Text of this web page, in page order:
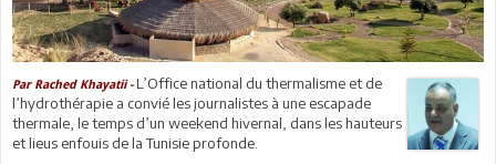
Par Rached Khayatii -L’Office national du thermalisme et de
l’hydrothérapie a convié les journalistes à une escapade
thermale, le temps d’un weekend hivernal, dans les hauteurs
et lieus enfouis de la Tunisie profonde.